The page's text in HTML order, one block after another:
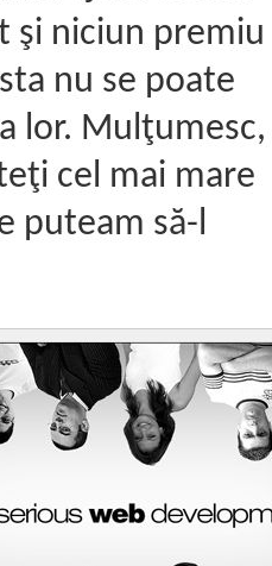
şi niciun premiu
nu se poate
lor. Mulţumesc,
cel mai mare
puteam să-l